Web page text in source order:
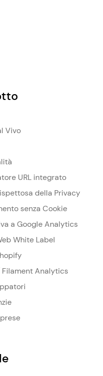
Vivo
URL integrato
della Privacy
senza Cookie
a Google Analytics
White Label
Filament Analytics